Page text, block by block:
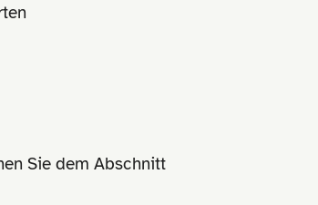
Sie dem Abschnitt